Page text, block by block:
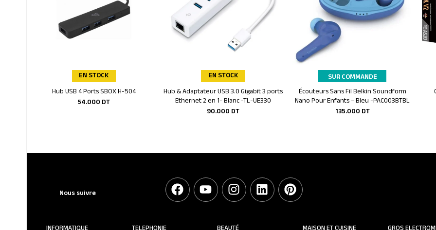
EN STOCK
Ajouter au panier
Hub USB 4 Ports SBOX H-504
54.000 DT
EN STOCK
Ajouter au panier
Hub & Adaptateur USB 3.0 Gigabit 3 ports
Ethernet 2 en 1- Blanc -TL-UE330
90.000 DT
SUR COMMANDE
Ajouter au panier
Écouteurs Sans Fil Belkin Soundform
Nano Pour Enfants – Bleu -PAC003BTBL
135.000 DT
Nous suivre